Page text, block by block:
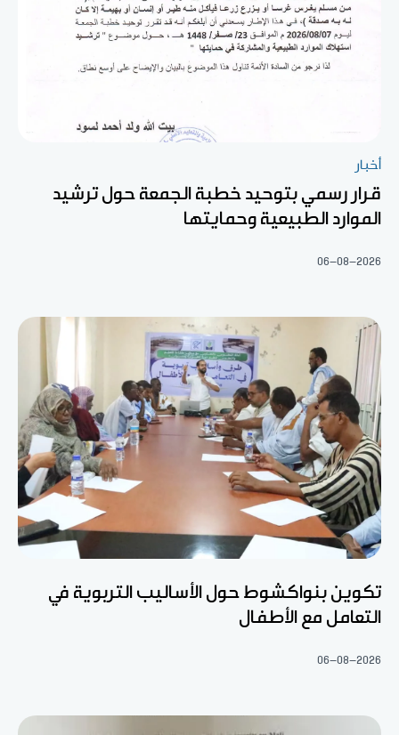
أخبار
قرار رسمي بتوحيد خطبة الجمعة حول ترشيد
الموارد الطبيعية وحمايتها
06-08-2026
تكوين بنواكشوط حول الأساليب التربوية في
التعامل مع الأطفال
06-08-2026